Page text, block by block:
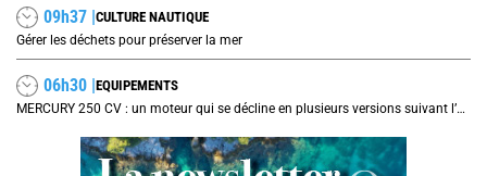
09h37 |CULTURE NAUTIQUE
Gérer les déchets pour préserver la mer
06h30 |EQUIPEMENTS
MERCURY 250 CV : un moteur qui se décline en plusieurs versions suivant l’utilisation